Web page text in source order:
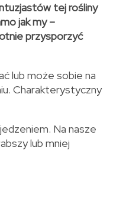
tej rośliny
jak my –
przysporzyć
lub może sobie na
Charakterystyczny
Na nasze
lub mniej